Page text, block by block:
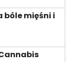
bóle mięśni i